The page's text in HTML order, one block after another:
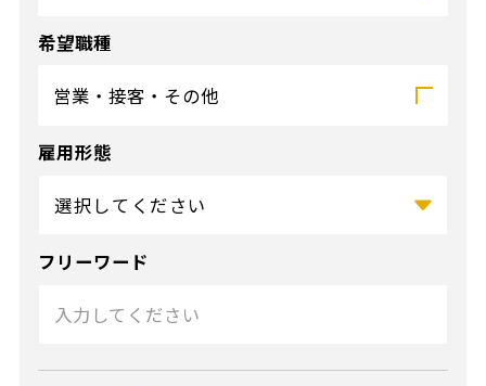
希望職種
営業・接客・その他
雇用形態
フリーワード
給与（時給）